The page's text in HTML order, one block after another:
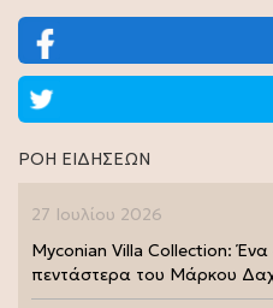
ΡΟΗ ΕΙΔΗΣΕΩΝ
27 Ιουλίου 2026
Myconian Villa Collection:
πεντάστερα του Μάρκου